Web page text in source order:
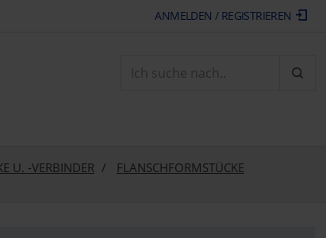
ANMELDEN / REGISTRIEREN
U. -VERBINDER
FLANSCHFORMSTÜCKE